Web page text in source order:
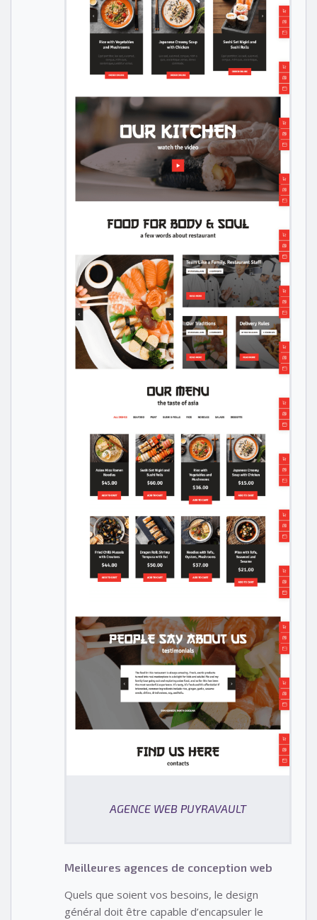
AGENCE WEB PUYRAVAULT
Meilleures agences de conception web
Quels que soient vos besoins, le design
général doit être capable d’encapsuler le